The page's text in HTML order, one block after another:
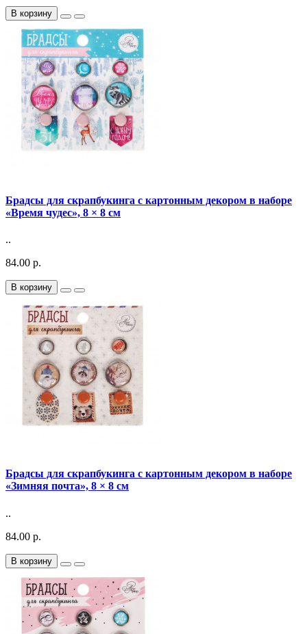
В корзину
Брадсы для скрапбукинга с картонным декором в наборе
«Время чудес», 8 × 8 см
..
84.00 р.
В корзину
Брадсы для скрапбукинга с картонным декором в наборе
«Зимняя почта», 8 × 8 см
..
84.00 р.
В корзину